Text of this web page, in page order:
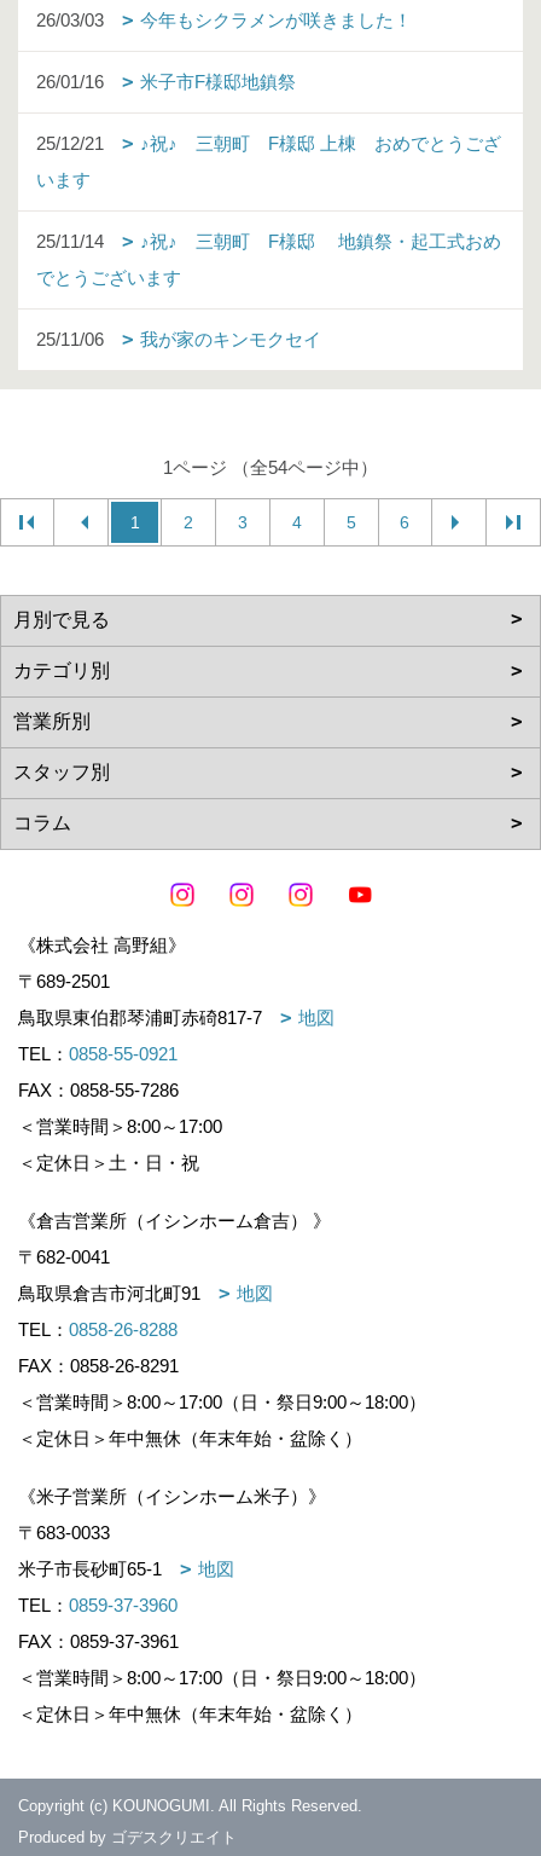
26/03/03 今年もシクラメンが咲きました！
26/01/16 米子市F様邸地鎮祭
25/12/21
♪祝♪ 三朝町 F様邸 上棟 おめでとうござ
います
25/11/14
♪祝♪ 三朝町 F様邸 地鎮祭・起工式おめ
でとうございます
25/11/06 我が家のキンモクセイ
1ページ （全54ページ中）
1 2 3 4 5 6
《株式会社 高野組》
〒689-2501
鳥取県東伯郡琴浦町赤碕817-7
地図
TEL： 0858-55-0921
FAX：0858-55-7286
＜営業時間＞8:00～17:00
＜定休日＞土・日・祝
《倉吉営業所（イシンホーム倉吉） 》
〒682-0041
鳥取県倉吉市河北町91
地図
TEL： 0858-26-8288
FAX：0858-26-8291
＜営業時間＞8:00～17:00（日・祭日9:00～18:00）
＜定休日＞年中無休（年末年始・盆除く）
《米子営業所（イシンホーム米子）》
〒683-0033
米子市長砂町65-1
地図
TEL： 0859-37-3960
FAX：0859-37-3961
＜営業時間＞8:00～17:00（日・祭日9:00～18:00）
＜定休日＞年中無休（年末年始・盆除く）
Copyright (c) KOUNOGUMI. All Rights Reserved.
Produced by ゴデスクリエイト